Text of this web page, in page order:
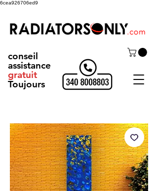
6cea926706ed9
conseil
assistance
gratuit
Toujours